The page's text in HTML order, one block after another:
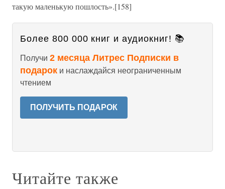
такую маленькую пошлость».[158]
Более 800 000 книг и аудиокниг! 📚
Получи 2 месяца Литрес Подписки в
подарок и наслаждайся неограниченным
чтением
ПОЛУЧИТЬ ПОДАРОК
Читайте также